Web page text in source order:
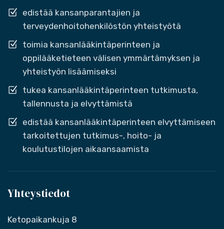
edistää kansanparantajien ja
terveydenhoitohenkilöstön yhteistyötä
toimia kansanlääkintäperinteen ja
oppilääketieteen välisen ymmärtämyksen ja
yhteistyön lisäämiseksi
tukea kansanlääkintäperinteen tutkimusta,
tallennusta ja elvyttämistä
edistää kansanlääkintäperinteen elvyttämiseen
tarkoitettujen tutkimus-, hoito- ja
koulutustilojen aikaansaamista
Yhteystiedot
Ketopaikankuja 8